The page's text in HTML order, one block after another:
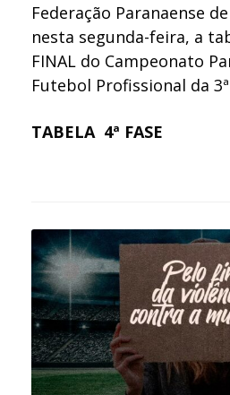
Federação Paranaense
nesta segunda-feira, a
FINAL do Campeonato
Futebol Profissional da
TABELA 4ª FASE